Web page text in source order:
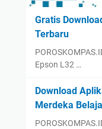
Gratis
Terbaru
Epson L32 …
Download
Merdeka